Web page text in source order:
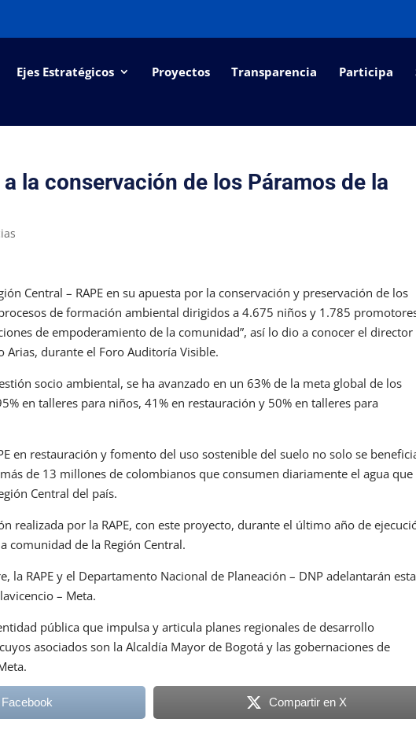
Ejes Estratégicos Proyectos Transparencia Participa
la conservación de los Páramos de la
Central – RAPE en su apuesta por la conservación y preservación de los
de formación ambiental dirigidos a 4.675 niños y 1.785
de empoderamiento de la comunidad”, así lo dio a conocer el director
Arias, durante el Foro Auditoría Visible.
socio ambiental, se ha avanzado en un 63% de la meta global de los
en talleres para niños, 41% en restauración y 50% en talleres para
en restauración y fomento del uso sostenible del suelo no solo se
de 13 millones de colombianos que consumen diariamente el agua que
Central del país.
realizada por la RAPE, con este proyecto, durante el último año de
comunidad de la Región Central.
la RAPE y el Departamento Nacional de Planeación – DNP adelantarán esta
– Meta.
pública que impulsa y articula planes regionales de desarrollo
asociados son la Alcaldía Mayor de Bogotá y las gobernaciones de
Compartir en X